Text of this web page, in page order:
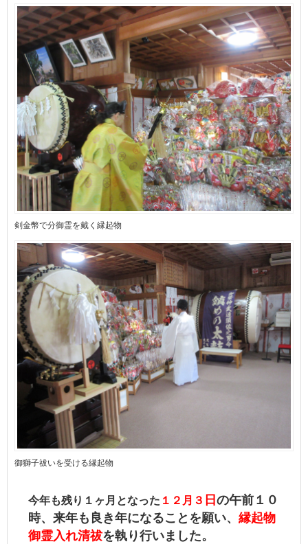
剣金幣で分御霊を戴く縁起物
御獅子祓いを受ける縁起物
今年も残り１ヶ月となった １２月３ 日 の午前１０
時、来年も良き年になるこ とを願い、 縁起物
御霊入れ清祓を執り行いました。